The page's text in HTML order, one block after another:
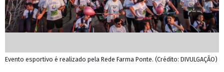
Evento esportivo é realizado pela Rede Farma Ponte. (Crédito: DIVULGAÇÃO)